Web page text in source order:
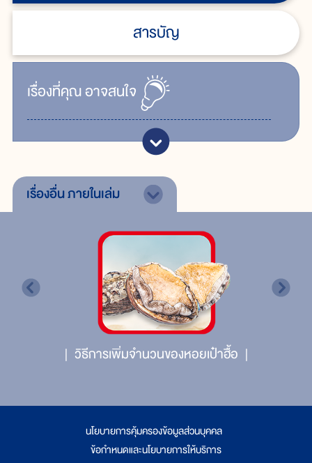
สารบัญ
เรื่ิองที่คุณอาจสนใจ
เรื่องอื่นภายในเล่ม
วิธีการเพิ่มจำนวนของหอยเป๋าฮื้อ
นโยบายการคุ้มครองข้อมูลส่วนบุคคล
ข้อกำหนดและนโยบายการให้บริการ